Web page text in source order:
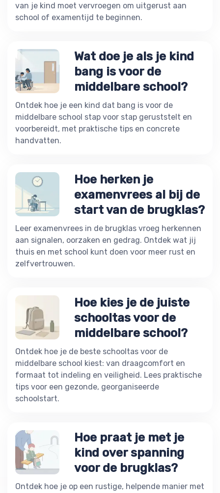
van je kind moet vervroegen om uitgerust aan
school of examentijd te beginnen.
Wat doe je als je kind
bang is voor de
middelbare school?
Ontdek hoe je een kind dat bang is voor de
middelbare school stap voor stap geruststelt en
voorbereidt, met praktische tips en concrete
handvatten.
Hoe herken je
examenvrees al bij de
start van de brugklas?
Leer examenvrees in de brugklas vroeg herkennen
aan signalen, oorzaken en gedrag. Ontdek wat jij
thuis en met school kunt doen voor meer rust en
zelfvertrouwen.
Hoe kies je de juiste
schooltas voor de
middelbare school?
Ontdek hoe je de beste schooltas voor de
middelbare school kiest: van draagcomfort en
formaat tot indeling en veiligheid. Lees praktische
tips voor een gezonde, georganiseerde
schoolstart.
Hoe praat je met je
kind over spanning
voor de brugklas?
Ontdek hoe je op een rustige, helpende manier met